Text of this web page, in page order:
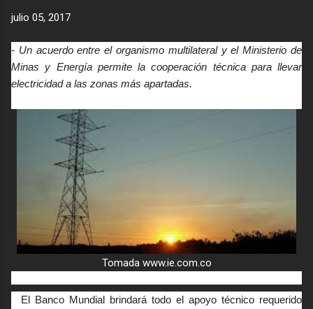
julio 05, 2017
- Un acuerdo entre el organismo multilateral y el Ministerio de
Minas y Energía permite la cooperación técnica para llevar
electricidad a las zonas más apartadas.
Tomada www.ie.com.co
El Banco Mundial brindará todo el apoyo técnico requerido